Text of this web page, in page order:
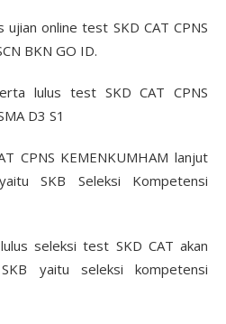
online test SKD CAT CPNS
BKN GO ID.
lulus test SKD CAT CPNS
D3 S1
CPNS KEMENKUMHAM lanjut
SKB Seleksi Kompetensi
seleksi test SKD CAT akan
yaitu seleksi kompetensi